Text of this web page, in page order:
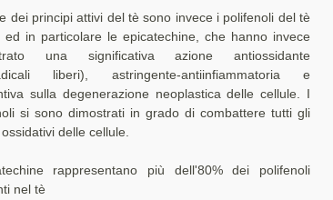
dei principi attivi del tè sono invece i polifenoli del tè
ed in particolare le epicatechine, che hanno invece
una significativa azione antiossidante
liberi), astringente-antiinfiammatoria e
sulla degenerazione neoplastica delle cellule. I
si sono dimostrati in grado di combattere tutti gli
delle cellule.
rappresentano più dell'80% dei polifenoli
nel tè